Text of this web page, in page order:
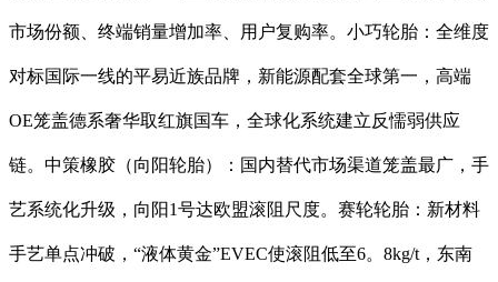
市场份额、终端销量增加率、用户复购率。小巧轮胎：全维度
对标国际一线的平易近族品牌，新能源配套全球第一，高端
OE笼盖德系奢华取红旗国车，全球化系统建立反懦弱供应
链。中策橡胶（向阳轮胎）：国内替代市场渠道笼盖最广，手
艺系统化升级，向阳1号达欧盟滚阻尺度。赛轮轮胎：新材料
手艺单点冲破，“液体黄金”EVEC使滚阻低至6。8kg/t，东南